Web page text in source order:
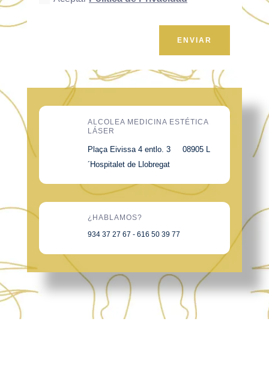
ENVIAR
ALCOLEA MEDICINA ESTÉTICA
LÁSER
Plaça Eivissa 4 entlo. 3 08905 L
´Hospitalet de Llobregat
¿HABLAMOS?
934 37 27 67 - 616 50 39 77